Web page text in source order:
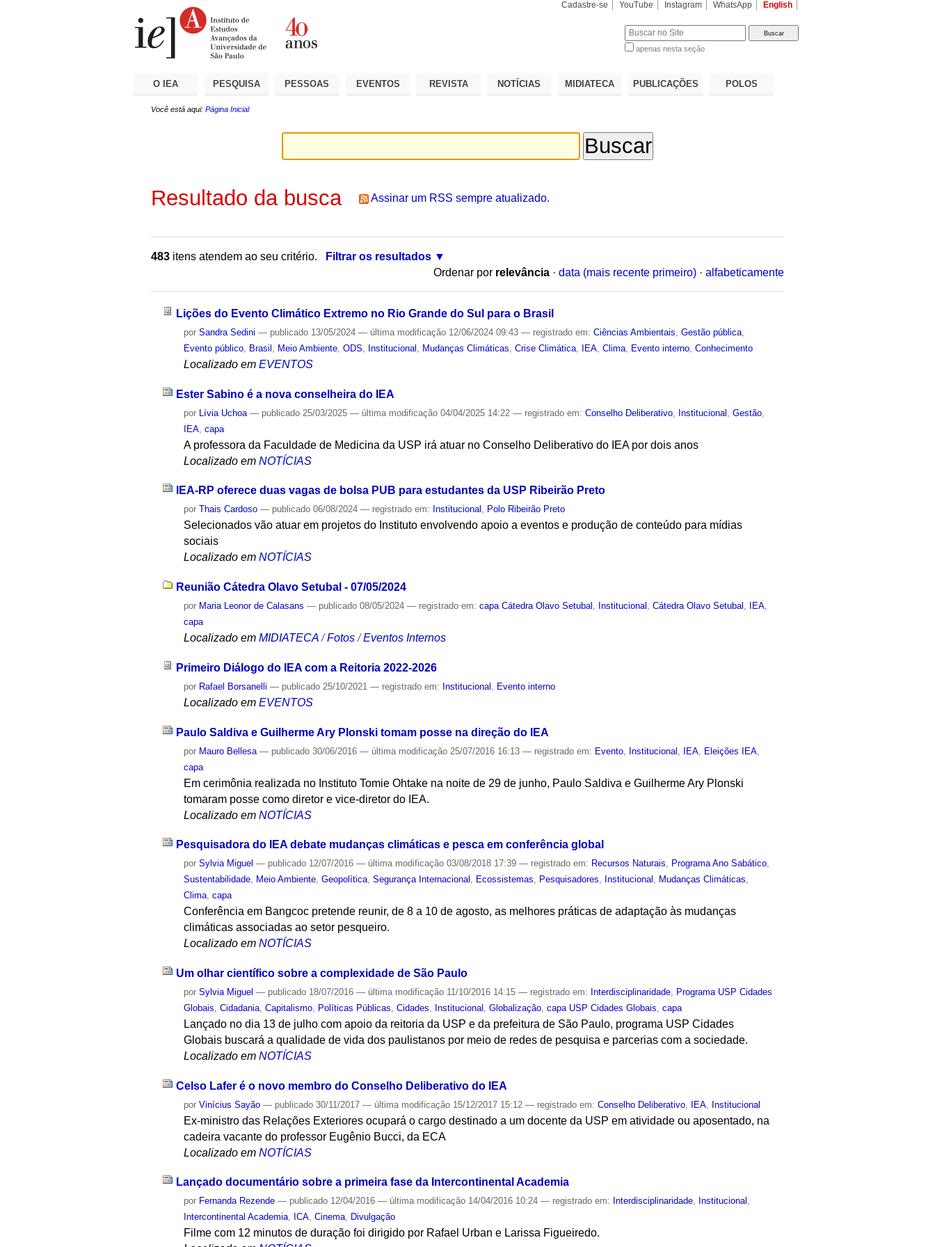
Cadastre-se YouTube Instagram WhatsApp English
apenas nesta seção
O IEA PESQUISA PESSOAS EVENTOS REVISTA NOTÍCIAS MIDIATECA PUBLICAÇÕES POLOS
Você está aqui: Página Inicial
Resultado da busca Assinar um RSS sempre atualizado.
483 itens atendem ao seu critério.
Filtrar os resultados
Ordenar por relevância · data (mais recente primeiro) · alfabeticamente
Lições do Evento Climático Extremo no Rio Grande do Sul para o Brasil
porSandra Sedini — publicado 13/05/2024— última modificação 12/06/2024 09:43— registrado em:Ciências Ambientais ,Gestão pública
Evento público
Brasil Meio Ambiente ,ODS Institucional Mudanças Climáticas ,Crise Climática IEA ,Clima Evento interno ,Conhecimento
Localizado em EVENTOS
Ester Sabino é a nova conselheira do IEA
por Lívia Uchoa— publicado 25/03/2025— última modificação 04/04/2025 14:22— registrado em:Conselho Deliberativo Institucional ,Gestão
IEA ,capa
A professora da Faculdade de Medicina da USP irá atuar no Conselho Deliberativo do IEA por dois anos
Localizado em NOTÍCIAS
IEA-RP oferece duas vagas de bolsa PUB para estudantes da USP Ribeirão Preto
porThais Cardoso — publicado 06/08/2024— registrado em: Institucional , Polo Ribeirão Preto
Selecionados vão atuar em projetos do Instituto envolvendo apoio a eventos e produção de conteúdo para mídias
sociais
Localizado em NOTÍCIAS
Reunião Cátedra Olavo Setubal - 07/05/2024
por Maria Leonor de Calasans — publicado 08/05/2024— registrado em:capa Cátedra Olavo Setubal , Institucional ,Cátedra Olavo Setubal , IEA,
capa
Localizado em MIDIATECA /Fotos /Eventos Internos
Primeiro Diálogo do IEA com a Reitoria 2022-2026
por Rafael Borsanelli — publicado 25/10/2021— registrado em: Institucional Evento interno
Localizado em EVENTOS
Paulo Saldiva e Guilherme Ary Plonski tomam posse na direção do IEA
por Mauro Bellesa — publicado 30/06/2016— última modificação 25/07/2016 16:13— registrado em: Evento Institucional IEA Eleições IEA
capa
Em cerimônia realizada no Instituto Tomie Ohtake na noite de 29 de junho, Paulo Saldiva e Guilherme Ary Plonski
tomaram posse como diretor e vice-diretor do IEA.
Localizado em NOTÍCIAS
Pesquisadora do IEA debate mudanças climáticas e pesca em conferência global
porSylvia Miguel — publicado 12/07/2016— última modificação 03/08/2018 17:39— registrado em: Recursos Naturais, Programa Ano Sabático,
Sustentabilidade, Meio Ambiente,Geopolítica,Segurança Internacional , Ecossistemas, Pesquisadores, Institucional , Mudanças Climáticas,
Clima,capa
Conferência em Bangcoc pretende reunir, de 8 a 10 de agosto, as melhores práticas de adaptação às mudanças
climáticas associadas ao setor pesqueiro.
Localizado em NOTÍCIAS
Um olhar científico sobre a complexidade de São Paulo
porSylvia Miguel — publicado 18/07/2016— última modificação 11/10/2016 14:15— registrado em: Interdisciplinaridade
Programa USP Cidades
Globais ,Cidadania ,Capitalismo Políticas Públicas ,Cidades Institucional ,Globalização ,capa USP Cidades Globais ,capa
Lançado no dia 13 de julho com apoio da reitoria da USP e da prefeitura de São Paulo, programa USP Cidades
Globais buscará a qualidade de vida dos paulistanos por meio de redes de pesquisa e parcerias com a sociedade.
Localizado em NOTÍCIAS
Celso Lafer é o novo membro do Conselho Deliberativo do IEA
porVinícius Sayão — publicado 30/11/2017— última modificação 15/12/2017 15:12— registrado em:Conselho Deliberativo IEA Institucional
Ex-ministro das Relações Exteriores ocupará o cargo destinado a um docente da USP em atividade ou aposentado, na
cadeira vacante do professor Eugênio Bucci, da ECA
Localizado em NOTÍCIAS
Lançado documentário sobre a primeira fase da Intercontinental Academia
por Fernanda Rezende — publicado 12/04/2016— última modificação 14/04/2016 10:24— registrado em: Interdisciplinaridade, Institucional ,
Intercontinental Academia, ICA,Cinema, Divulgação
Filme com 12 minutos de duração foi dirigido por Rafael Urban e Larissa Figueiredo.